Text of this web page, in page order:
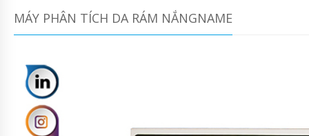
MÁY PHÂN TÍCH DA RÁM NẮNGNAME